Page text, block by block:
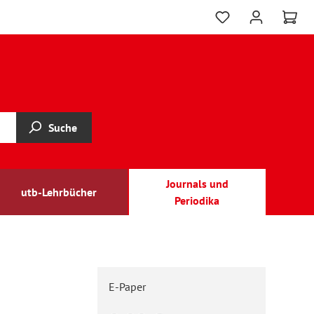
Suche
utb-Lehrbücher
Journals und
Periodika
E-Paper